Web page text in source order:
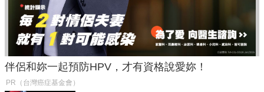
伴侶和妳一起預防HPV，才有資格說愛妳！
PR（台灣癌症基金會）